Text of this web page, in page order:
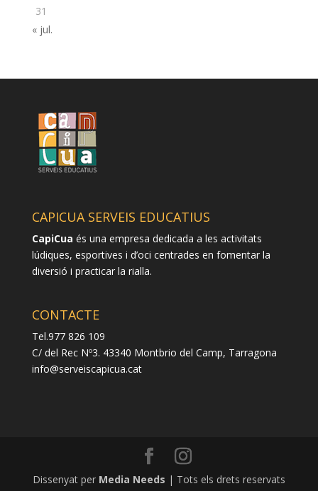
31
« jul.
CAPICUA SERVEIS EDUCATIUS
CapiCua és una empresa dedicada a les activitats
lúdiques, esportives i d’oci centrades en fomentar la
diversió i practicar la rialla.
CONTACTE
Tel.977 826 109
C/ del Rec Nº3. 43340 Montbrio del Camp, Tarragona
info@serveiscapicua.cat
Dissenyat per Media Needs | Tots els drets reservats